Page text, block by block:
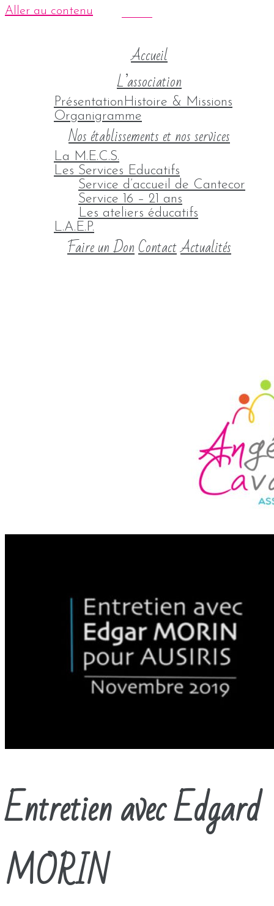
Aller au contenu
Accueil
L’association
Présentation Histoire & Missions
Organigramme
Nos établissements et nos services
La M.E.C.S.
Les Services Educatifs
Service d’accueil de Cantecor
Service 16 – 21 ans
Les ateliers éducatifs
L.A.E.P.
Faire un DonContactActualités
Entretien avec Edgard
MORIN